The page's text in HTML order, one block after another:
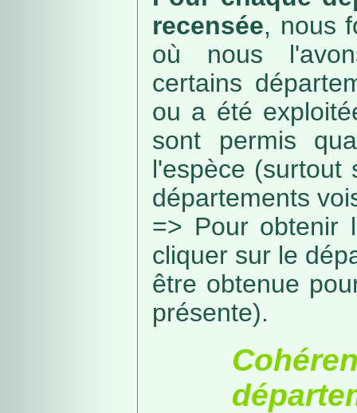
recensée, nous
où nous
certains
ou a été
sont permis
l'espèce (surtout
départements
=> Pour obtenir
cliquer sur le
être obtenue
présente).